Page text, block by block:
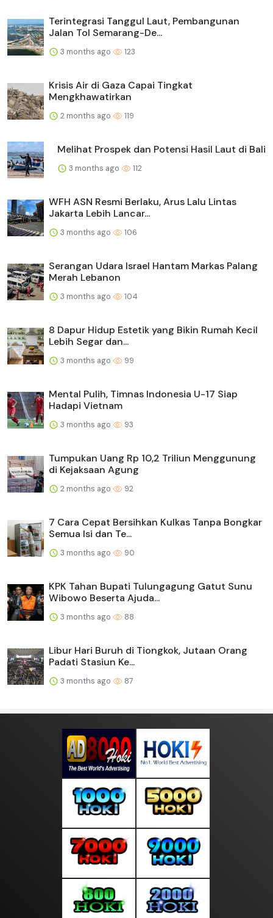
Terintegrasi Tanggul Laut, Pembangunan
Jalan Tol Semarang-De...
3 months ago 123
Krisis Air di Gaza Capai Tingkat
Mengkhawatirkan
2 months ago 119
Melihat Prospek dan Potensi Hasil Laut di Bali
3 months ago 112
WFH ASN Resmi Berlaku, Arus Lalu Lintas
Jakarta Lebih Lancar...
3 months ago 106
Serangan Udara Israel Hantam Markas Palang
Merah Lebanon
3 months ago 104
8 Dapur Hidup Estetik yang Bikin Rumah Kecil
Lebih Segar dan...
3 months ago 99
Mental Pulih, Timnas Indonesia U-17 Siap
Hadapi Vietnam
3 months ago 93
Tumpukan Uang Rp 10,2 Triliun Menggunung
di Kejaksaan Agung
2 months ago 92
7 Cara Cepat Bersihkan Kulkas Tanpa Bongkar
Semua Isi dan Te...
3 months ago 90
KPK Tahan Bupati Tulungagung Gatut Sunu
Wibowo Beserta Ajuda...
3 months ago 88
Libur Hari Buruh di Tiongkok, Jutaan Orang
Padati Stasiun Ke...
3 months ago 87